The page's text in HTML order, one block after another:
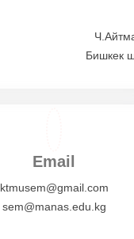
Бишкек
Email
ktmusem@gmail.com
sem@manas.edu.kg